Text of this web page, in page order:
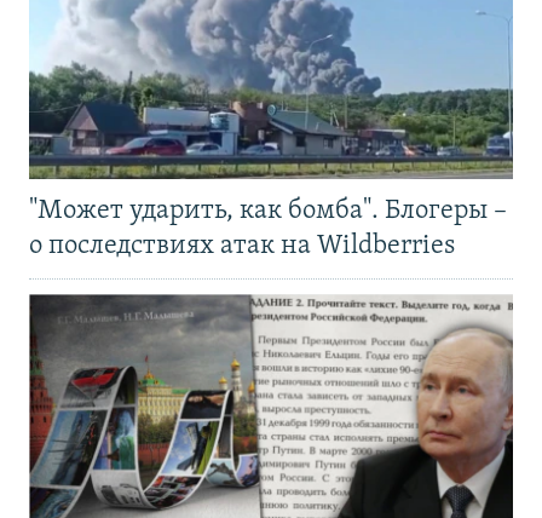
"Может ударить, как бомба". Блогеры –
о последствиях атак на Wildberries